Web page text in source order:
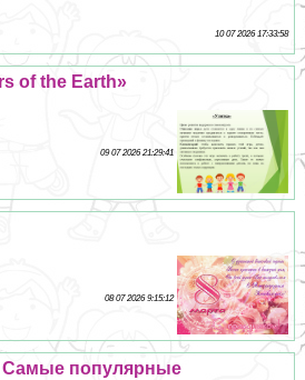
10 07 2026 17:33:58
of the Earth»
09 07 2026 21:29:41
08 07 2026 9:15:12
Самые популярные